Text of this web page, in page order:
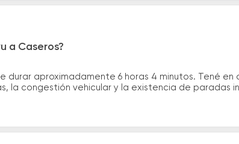
a Caseros?
durar aproximadamente 6 horas 4 minutos. Tené
la congestión vehicular y la existencia de paradas